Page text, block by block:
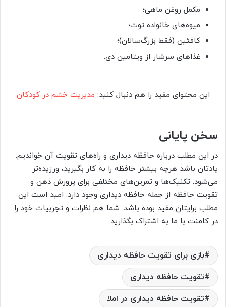
مکمل‌ روغن ماهی؛
میوه‌های خانواده توت؛
کافئین (فقط بزرگ‌سالان)؛
غذاهای سرشار از ویتامین دی.
این محتوای مفید را هم دنبال کنید: مدیریت خشم در کودکان
سخن پایانی
در این مطلب درباره حافظه دیداری و راه‌های تقویت آن خواندیم.
یادتان باشد هرچه بیشتر حافظه را به کار بگیرید، ورزیده‌تر
می‌شود. تکنیک‌ها و تمرین‌های مختلفی برای پرورش ذهن و
تقویت حافظه از جمله حافظه دیداری وجود دارد. امید است این
مطلب برایتان مفید بوده باشد. شما هم نظرات و تجربیات خود را
در کامنت با ما به اشتراک بگذارید.
بازی برای تقویت حافظه دیداری
تقویت حافظه دیداری
تقویت حافظه دیداری در املا